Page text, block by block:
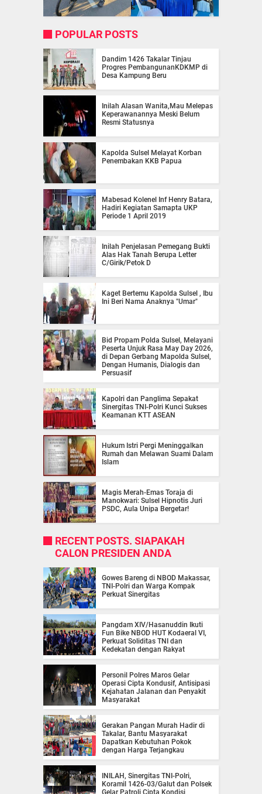
POPULAR POSTS
Dandim 1426 Takalar Tinjau
Progres PembangunanKDKMP di
Desa Kampung Beru
Inilah Alasan Wanita,Mau Melepas
Keperawanannya Meski Belum
Resmi Statusnya
Kapolda Sulsel Melayat Korban
Penembakan KKB Papua
Mabesad Kolenel Inf Henry Batara,
Hadiri Kegiatan Samapta UKP
Periode 1 April 2019
Inilah Penjelasan Pemegang Bukti
Alas Hak Tanah Berupa Letter
C/Girik/Petok D
Kaget Bertemu Kapolda Sulsel , Ibu
Ini Beri Nama Anaknya "Umar"
Bid Propam Polda Sulsel, Melayani
Peserta Unjuk Rasa May Day 2026,
di Depan Gerbang Mapolda Sulsel,
Dengan Humanis, Dialogis dan
Persuasif
Kapolri dan Panglima Sepakat
Sinergitas TNI-Polri Kunci Sukses
Keamanan KTT ASEAN
Hukum Istri Pergi Meninggalkan
Rumah dan Melawan Suami Dalam
Islam
Magis Merah-Emas Toraja di
Manokwari: Sulsel Hipnotis Juri
PSDC, Aula Unipa Bergetar!
RECENT POSTS. SIAPAKAH
CALON PRESIDEN ANDA
Gowes Bareng di NBOD Makassar,
TNI-Polri dan Warga Kompak
Perkuat Sinergitas
Pangdam XIV/Hasanuddin Ikuti
Fun Bike NBOD HUT Kodaeral VI,
Perkuat Soliditas TNI dan
Kedekatan dengan Rakyat
Personil Polres Maros Gelar
Operasi Cipta Kondusif, Antisipasi
Kejahatan Jalanan dan Penyakit
Masyarakat
Gerakan Pangan Murah Hadir di
Takalar, Bantu Masyarakat
Dapatkan Kebutuhan Pokok
dengan Harga Terjangkau
INILAH, Sinergitas TNI-Polri,
Koramil 1426-03/Galut dan Polsek